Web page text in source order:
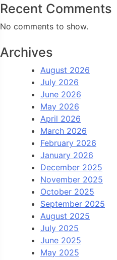
Recent Comments
No comments to show.
Archives
August 2026
July 2026
June 2026
May 2026
April 2026
March 2026
February 2026
January 2026
December 2025
November 2025
October 2025
September 2025
August 2025
July 2025
June 2025
May 2025